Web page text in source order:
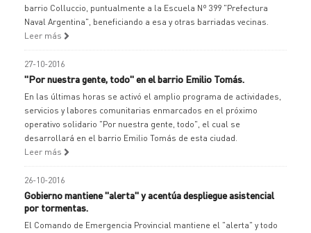
barrio Colluccio, puntualmente a la Escuela Nº 399 "Prefectura
Naval Argentina", beneficiando a esa y otras barriadas vecinas.
Leer más
27-10-2016
"Por nuestra gente, todo" en el barrio Emilio Tomás.
En las últimas horas se activó el amplio programa de actividades,
servicios y labores comunitarias enmarcados en el próximo
operativo solidario "Por nuestra gente, todo", el cual se
desarrollará en el barrio Emilio Tomás de esta ciudad.
Leer más
26-10-2016
Gobierno mantiene "alerta" y acentúa despliegue asistencial
por tormentas.
El Comando de Emergencia Provincial mantiene el "alerta" y todo